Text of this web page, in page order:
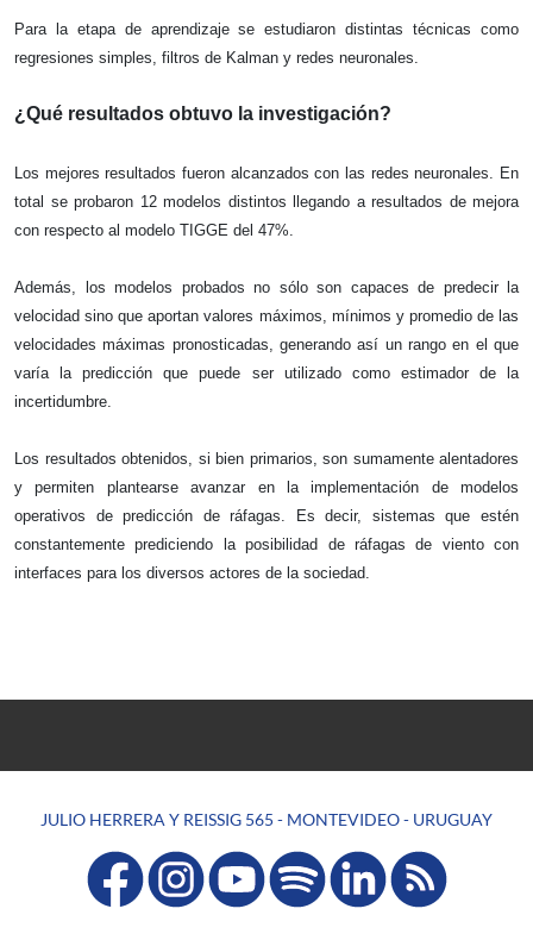
Para la etapa de aprendizaje se estudiaron distintas técnicas como
regresiones simples, filtros de Kalman y redes neuronales.
¿Qué resultados obtuvo la investigación?
Los mejores resultados fueron alcanzados con las redes neuronales. En
total se probaron 12 modelos distintos llegando a resultados de mejora
con respecto al modelo TIGGE del 47%.
Además, los modelos probados no sólo son capaces de predecir la
velocidad sino que aportan valores máximos, mínimos y promedio de las
velocidades máximas pronosticadas, generando así un rango en el que
varía la predicción que puede ser utilizado como estimador de la
incertidumbre.
Los resultados obtenidos, si bien primarios, son sumamente alentadores
y permiten plantearse avanzar en la implementación de modelos
operativos de predicción de ráfagas. Es decir, sistemas que estén
constantemente prediciendo la posibilidad de ráfagas de viento con
interfaces para los diversos actores de la sociedad.
JULIO HERRERA Y REISSIG 565 - MONTEVIDEO - URUGUAY